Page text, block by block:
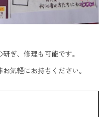
ぎ、修理も可能です。
気軽にお持ちください。